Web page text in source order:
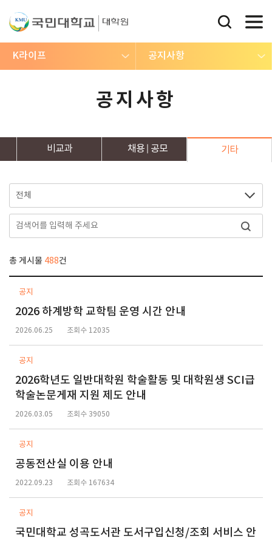
K라이프 공지사항
공지사항
비교과 채용 공모 기타
총 게시물 488건
공지
2026 하계방학 교학팀 운영 시간 안내
2026.06.25 조회수 12035
공지
2026학년도 일반대학원 학술활동 및 대학원생 SCI급
학술논문게재 지원 제도 안내
2026.03.05 조회수 39050
공지
공동전산실 이용 안내
2022.09.23 조회수 167634
공지
국민대학교 성곡도서관 도서구입신청/조회 서비스 안